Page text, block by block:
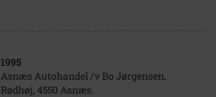
1995
Asnæs Autohandel /v Bo Jørgensen,
Rødhøj, 4550 Asnæs.